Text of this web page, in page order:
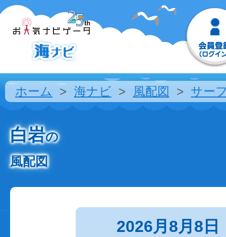
ホーム 海ナビ 風配図 サー
白岩の
風配図
2026月8月8日